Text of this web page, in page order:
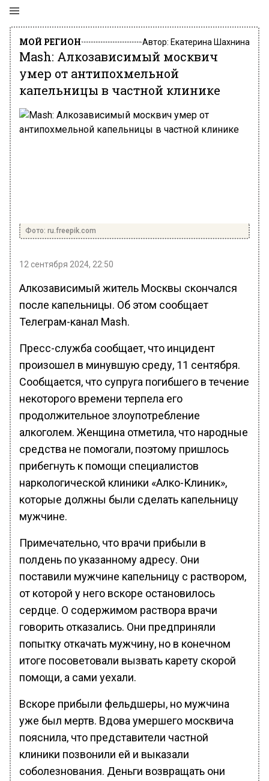
МОЙ РЕГИОН Автор: Екатерина Шахнина
Mash: Алкозависимый москвич
умер от антипохмельной
капельницы в частной клинике
Фото: ru.freepik.com
12 сентября 2024, 22:50
Алкозависимый житель Москвы скончался
после капельницы. Об этом сообщает
Телеграм-канал Mash.
Пресс-служба сообщает, что инцидент
произошел в минувшую среду, 11 сентября.
Сообщается, что супруга погибшего в течение
некоторого времени терпела его
продолжительное злоупотребление
алкоголем. Женщина отметила, что народные
средства не помогали, поэтому пришлось
прибегнуть к помощи специалистов
наркологической клиники «Алко-Клиник»,
которые должны были сделать капельницу
мужчине.
Примечательно, что врачи прибыли в
полдень по указанному адресу. Они
поставили мужчине капельницу с раствором,
от которой у него вскоре остановилось
сердце. О содержимом раствора врачи
говорить отказались. Они предприняли
попытку откачать мужчину, но в конечном
итоге посоветовали вызвать карету скорой
помощи, а сами уехали.
Вскоре прибыли фельдшеры, но мужчина
уже был мертв. Вдова умершего москвича
пояснила, что представители частной
клиники позвонили ей и выказали
соболезнования. Деньги возвращать они